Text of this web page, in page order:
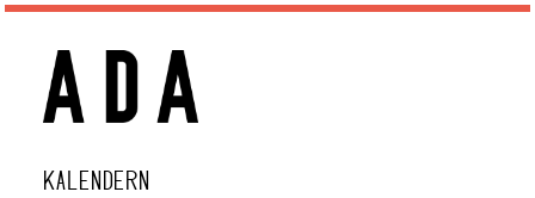
KALENDERN